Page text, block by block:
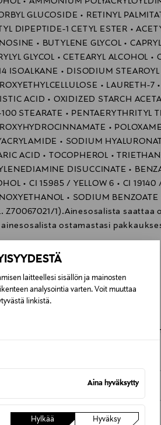
laitteellesi sisällön ja mainosten
analysointia varten. Voit muuttaa
linkistä.
Aina hyväksytty
Hylkää Hyväksy
GLUCOSIDE • RETINYL
DIPEPTIDE-1 CETYL ESTER •
• BUTYLENE GLYCOL •
GLYCOL • CETEARYL ALCOHOL •
ISOALKANE • DISODIUM STEAROYL
• LAURETH-7
ACID • OXIDIZED STARCH
100 STEARATE • PENTAERYTHRITYL
•
• SODIUM
ACID • TOCOPHEROL •
DISUCCINATE •
• CI 15985 / YELLOW 6 • CI 19140
• SODIUM
Z70067021/1).Ainesosalista
ostamastasi
13 A, 02150, Espoo, Finland
Paris, loreal, päivävoide, voide,